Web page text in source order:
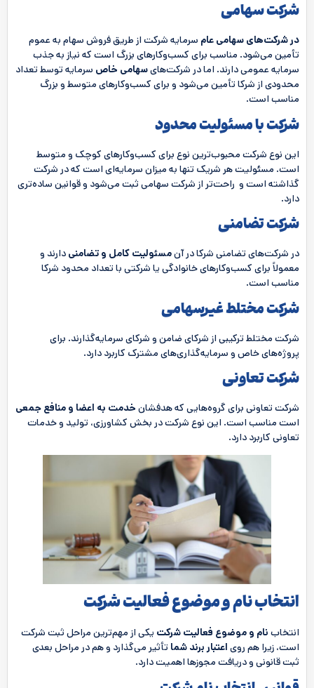
شرکت سهامی
در شرکت‌های سهامی عام سرمایه شرکت از طریق فروش سهام به عموم
تأمین می‌شود. مناسب برای کسب‌وکارهای بزرگ است که نیاز به جذب
سرمایه عمومی دارند. اما در شرکت‌هایسهامی خاص سرمایه توسط تعداد
محدودی از شرکا تأمین می‌شود و برای کسب‌وکارهای متوسط و بزرگ
مناسب است.
شرکت با مسئولیت محدود
این نوع شرکت محبوب‌ترین نوع برای کسب‌وکارهای کوچک و متوسط
است. مسئولیت هر شریک تنها به میزان سرمایه‌ای است که در شرکت
گذاشته است و راحت‌تر از شرکت سهامی ثبت می‌شود و قوانین ساده‌تری
دارد.
شرکت تضامنی
در شرکت‌های تضامنی شرکا در آنمسئولیت کامل و تضامنی دارند و
معمولاً برای کسب‌وکارهای خانوادگی یا شرکتی با تعداد محدود شرکا
مناسب است.
شرکت مختلط غیرسهامی
شرکت مختلط ترکیبی از شرکای ضامن و شرکای سرمایه‌گذارند. برای
پروژه‌های خاص و سرمایه‌گذاری‌های مشترک کاربرد دارد.
شرکت تعاونی
شرکت تعاونی برای گروه‌هایی که هدفشان خدمت به اعضا و منافع جمعی
است مناسب است. این نوع شرکت در بخش کشاورزی، تولید و خدمات
تعاونی کاربرد دارد.
انتخاب نام و موضوع فعالیت شرکت
انتخاب نام و موضوع فعالیت شرکت یکی از مهم‌ترین مراحل ثبت شرکت
است، زیرا هم روی اعتبار برند شما تأثیر می‌گذارد و هم در مراحل بعدی
ثبت قانونی و دریافت مجوزها اهمیت دارد.